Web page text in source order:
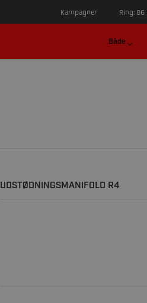
Kampagner Ring:
Både
UDSTØDNINGSMANIFOLD R4